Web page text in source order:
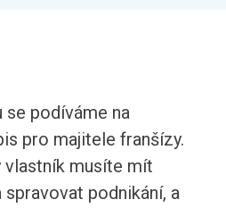
se podíváme na
pro majitele franšízy.
musíte mít
podnikání, a